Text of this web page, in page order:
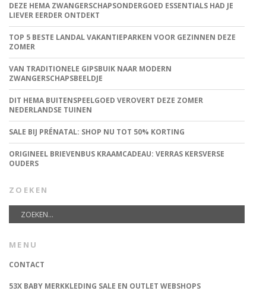
DEZE HEMA ZWANGERSCHAPSONDERGOED ESSENTIALS HAD JE
LIEVER EERDER ONTDEKT
TOP 5 BESTE LANDAL VAKANTIEPARKEN VOOR GEZINNEN DEZE
ZOMER
VAN TRADITIONELE GIPSBUIK NAAR MODERN
ZWANGERSCHAPSBEELDJE
DIT HEMA BUITENSPEELGOED VEROVERT DEZE ZOMER
NEDERLANDSE TUINEN
SALE BIJ PRÉNATAL: SHOP NU TOT 50% KORTING
ORIGINEEL BRIEVENBUS KRAAMCADEAU: VERRAS KERSVERSE
OUDERS
ZOEKEN
MENU
CONTACT
53X BABY MERKKLEDING SALE EN OUTLET WEBSHOPS